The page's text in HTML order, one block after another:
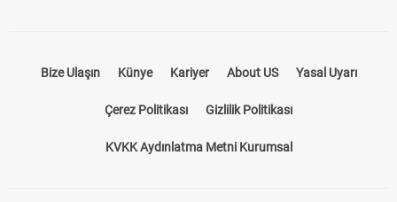
Bize Ulaşın Künye Kariyer About US Yasal Uyarı
Çerez Politikası Gizlilik Politikası
KVKK Aydınlatma Metni Kurumsal